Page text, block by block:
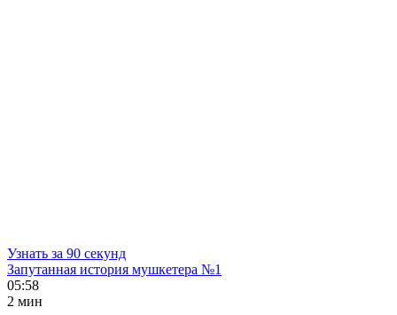
Узнать за 90 секунд
Запутанная история мушкетера №1
05:58
2 мин